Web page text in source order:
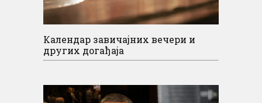
Календар завичајних вечери и
других догађаја